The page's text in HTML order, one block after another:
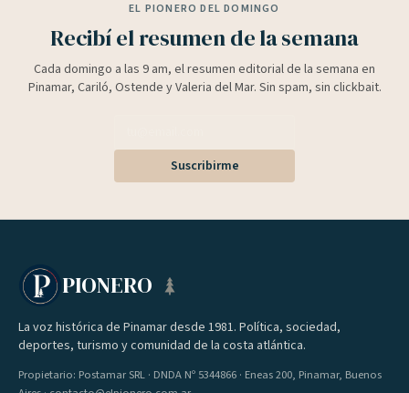
EL PIONERO DEL DOMINGO
Recibí el resumen de la semana
Cada domingo a las 9 am, el resumen editorial de la semana en
Pinamar, Cariló, Ostende y Valeria del Mar. Sin spam, sin clickbait.
Suscribirme
PIONERO
La voz histórica de Pinamar desde 1981. Política, sociedad,
deportes, turismo y comunidad de la costa atlántica.
Propietario: Postamar SRL · DNDA Nº 5344866 · Eneas 200, Pinamar, Buenos